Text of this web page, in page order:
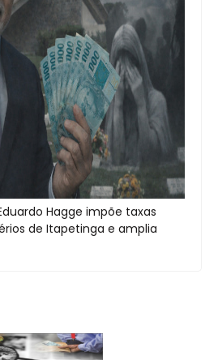
Hagge impõe taxas
de Itapetinga e amplia